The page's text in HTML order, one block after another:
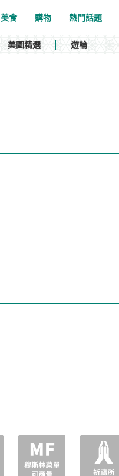
美食 購物 熱門話題
美圖精選 遊輪